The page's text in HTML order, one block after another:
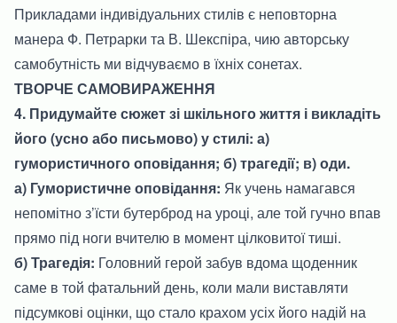
Прикладами індивідуальних стилів є неповторна
манера Ф. Петрарки та В. Шекспіра, чию авторську
самобутність ми відчуваємо в їхніх сонетах.
ТВОРЧЕ САМОВИРАЖЕННЯ
4. Придумайте сюжет зі шкільного життя і викладіть
його (усно або письмово) у стилі: а)
гумористичного оповідання; б) трагедії; в) оди.
а) Гумористичне оповідання: Як учень намагався
непомітно з’їсти бутерброд на уроці, але той гучно впав
прямо під ноги вчителю в момент цілковитої тиші.
б) Трагедія: Головний герой забув вдома щоденник
саме в той фатальний день, коли мали виставляти
підсумкові оцінки, що стало крахом усіх його надій на